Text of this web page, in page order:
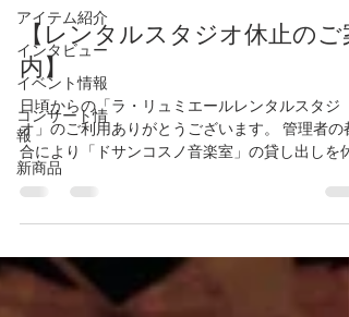
アイテム紹介
インタビュー
イベント情報
コンサート情
報
新商品
【レンタルスタジオ休止のご
内】
日頃からの「ラ・リュミエールレンタルスタジ
オ」のご利用ありがとうございます。 管理者の都
合により「ドサンコスノ音楽室」の貸し出しを休
止させていただいております ご利用者のみなさま
には、ご不便をおかけいたします。ご理解の程を
申し上げます。 ラ リュミエール